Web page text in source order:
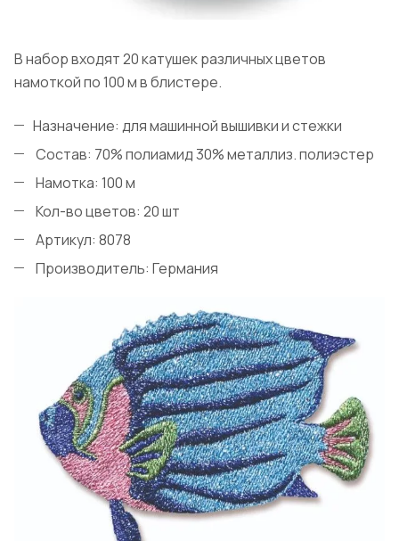
В набор входят 20 катушек различных цветов
намоткой по 100 м в блистере.
Назначение: для машинной вышивки и стежки
Состав: 70% полиамид 30% металлиз. полиэстер
Намотка: 100 м
Кол-во цветов: 20 шт
Артикул: 8078
Производитель: Германия